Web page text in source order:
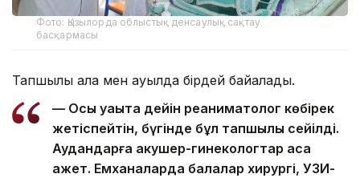
Фото: Қызылорда облыстық денсаулық сақтау
басқармасы
Тапшылық қала мен ауылда бірдей байқалады.
— Осы уақытқа дейін реаниматолог көбірек
жетіспейтін, бүгінде бұл тапшылық сейілді.
Аудандарға акушер-гинекологтар аса
қажет. Емханаларда балалар хирургі, УЗИ-